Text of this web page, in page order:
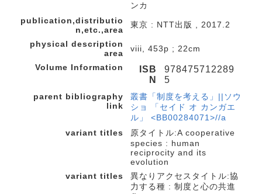
ンカ
publication,distributio
n,etc.,area
東京 : NTT出版 , 2017.2
physical description
area
viii, 453p ; 22cm
Volume Information
ISB
N
978475712289
5
parent bibliography
link
叢書「制度を考える」||ソウ
ショ 「セイド オ カンガエ
ル」 <BB00284071>//a
variant titles
原タイトル:A cooperative
species : human
reciprocity and its
evolution
variant titles
異なりアクセスタイトル:協
力する種 : 制度と心の共進